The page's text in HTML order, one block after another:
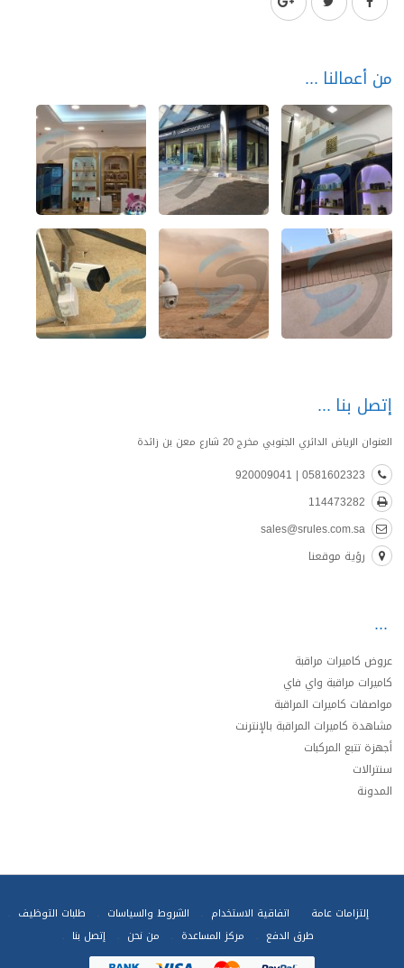
من أعمالنا
إتصل بنا
العنوان الرياض الدائري الجنوبي مخرج 20 شارع معن بن زائدة
0581602323 | 920009041
114473282
sales@srules.com.sa
رؤية موقعنا
عروض كاميرات مراقبة
كاميرات مراقبة واي فاي
مواصفات كاميرات المراقبة
مشاهدة كاميرات المراقبة بالإنترنت
أجهزة تتبع المركبات
سنترالات
المدونة
إلتزامات عامة اتفاقية الاستخدام الشروط والسياسات
طلبات التوظيف
طرق الدفع
مركز المساعدة من نحن إتصل بنا